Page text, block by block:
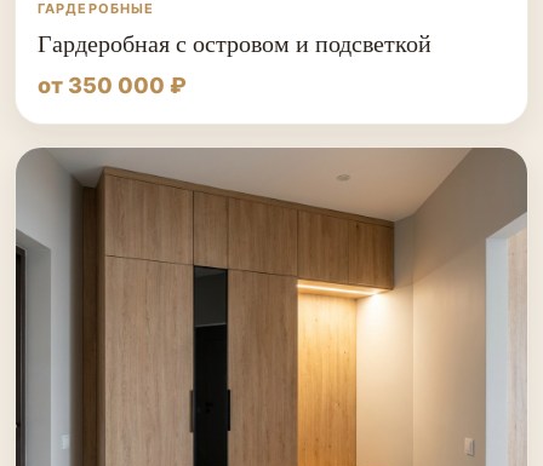
ГАРДЕРОБНЫЕ
Гардеробная с островом и подсветкой
от 350 000 ₽